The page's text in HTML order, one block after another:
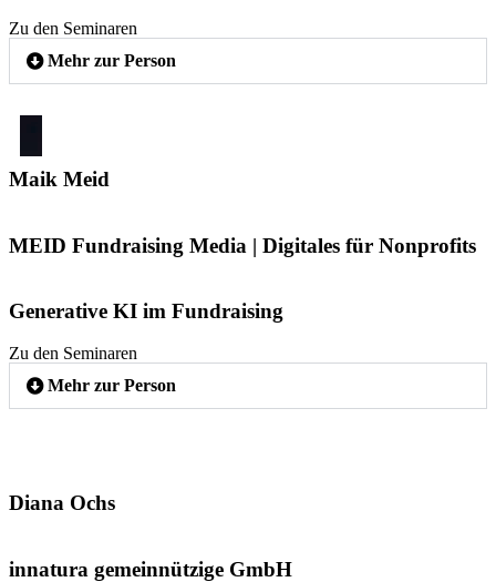
Zu den Seminaren
Mehr zur Person
Maik Meid
MEID Fundraising Media | Digitales für Nonprofits
Generative KI im Fundraising
Zu den Seminaren
Mehr zur Person
Diana Ochs
innatura gemeinnützige GmbH